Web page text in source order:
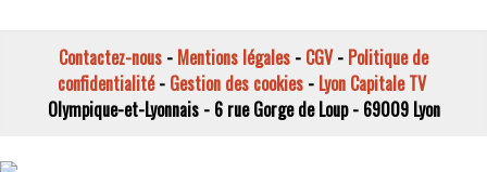
Contactez-nous - Mentions légales - CGV- Politique de
confidentialité- Gestion des cookies- Lyon Capitale TV
Olympique-et-Lyonnais - 6 rue Gorge de Loup - 69009 Lyon